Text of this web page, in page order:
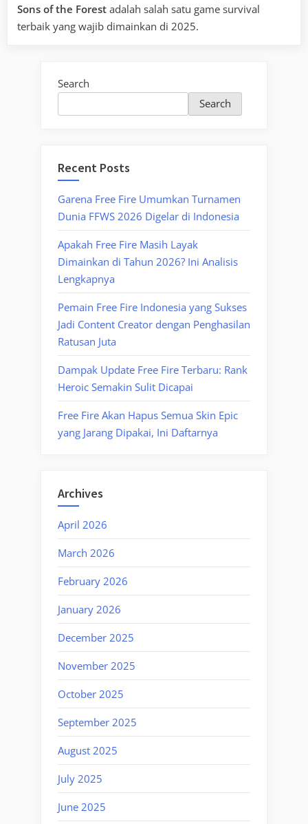
Sons of the Forest adalah salah satu game survival
terbaik yang wajib dimainkan di 2025.
Search
Search
Recent Posts
Garena Free Fire Umumkan Turnamen
Dunia FFWS 2026 Digelar di Indonesia
Apakah Free Fire Masih Layak
Dimainkan di Tahun 2026? Ini Analisis
Lengkapnya
Pemain Free Fire Indonesia yang Sukses
Jadi Content Creator dengan Penghasilan
Ratusan Juta
Dampak Update Free Fire Terbaru: Rank
Heroic Semakin Sulit Dicapai
Free Fire Akan Hapus Semua Skin Epic
yang Jarang Dipakai, Ini Daftarnya
Archives
April 2026
March 2026
February 2026
January 2026
December 2025
November 2025
October 2025
September 2025
August 2025
July 2025
June 2025